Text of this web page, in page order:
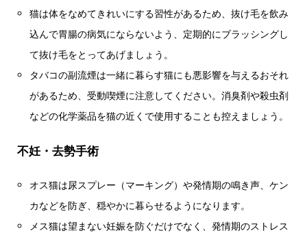
猫は体をなめてきれいにする習性があるため、抜け毛を飲み
込んで胃腸の病気にならないよう、定期的にブラッシングし
て抜け毛をとってあげましょう。
タバコの副流煙は一緒に暮らす猫にも悪影響を与えるおそれ
があるため、受動喫煙に注意してください。消臭剤や殺虫剤
などの化学薬品を猫の近くで使用することも控えましょう。
不妊・去勢手術
オス猫は尿スプレー（マーキング）や発情期の鳴き声、ケン
カなどを防ぎ、穏やかに暮らせるようになります。
メス猫は望まない妊娠を防ぐだけでなく、発情期のストレス